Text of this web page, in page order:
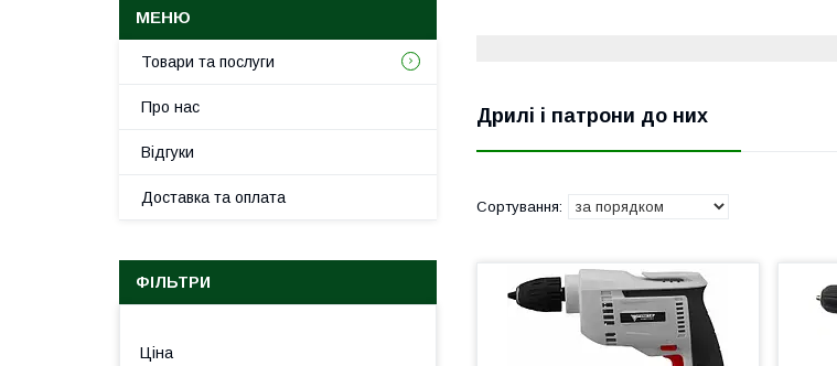
Дрилі і патрони до них
Товари та послуги
Про нас
Відгуки
Доставка та оплата
ФІЛЬТРИ
Ціна